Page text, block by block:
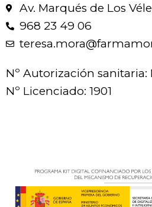
Av. Marqués de Los
968 23 49 06
Nº Autorización sanitaria:
Nº Licenciado: 1901